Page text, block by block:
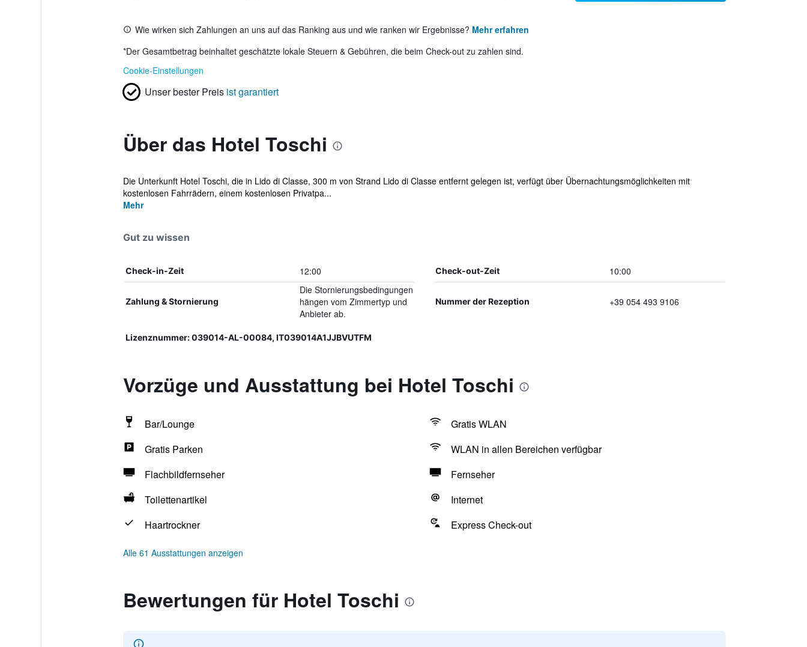
Wie wirken sich Zahlungen an uns auf das Ranking aus und wie ranken wir Ergebnisse? Mehr erfahren
*Der Gesamtbetrag beinhaltet geschätzte lokale Steuern & Gebühren, die beim Check-out zu zahlen sind.
Cookie-Einstellungen
Unser bester Preis ist garantiert
Über das Hotel Toschi
Die Unterkunft Hotel Toschi, die in Lido di Classe, 300 m von Strand Lido di Classe entfernt gelegen ist, verfügt über Übernachtungsmöglichkeiten mit
kostenlosen Fahrrädern, einem kostenlosen Privatpa...
Mehr
Gut zu wissen
Check-in-Zeit 12:00 Check-out-Zeit 10:00
Zahlung & Stornierung
Die Stornierungsbedingungen
hängen vom Zimmertyp und
Anbieter ab.
Nummer der Rezeption +39 054 493 9106
Lizenznummer: 039014-AL-00084, IT039014A1JJBVUTFM
Vorzüge und Ausstattung bei Hotel Toschi
Bar/Lounge
Gratis WLAN
Gratis Parken
WLAN in allen Bereichen verfügbar
Flachbildfernseher
Fernseher
Toilettenartikel
Internet
Haartrockner
Express Check-out
Alle 61 Ausstattungen anzeigen
Bewertungen für Hotel Toschi